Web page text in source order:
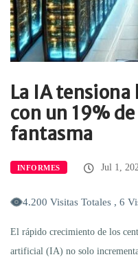
La IA
con un 19%
fantasma
INFORMES Jul 1,
4.200 Visitas Totales , 6
El rápido crecimiento de los
artificial (IA) no solo